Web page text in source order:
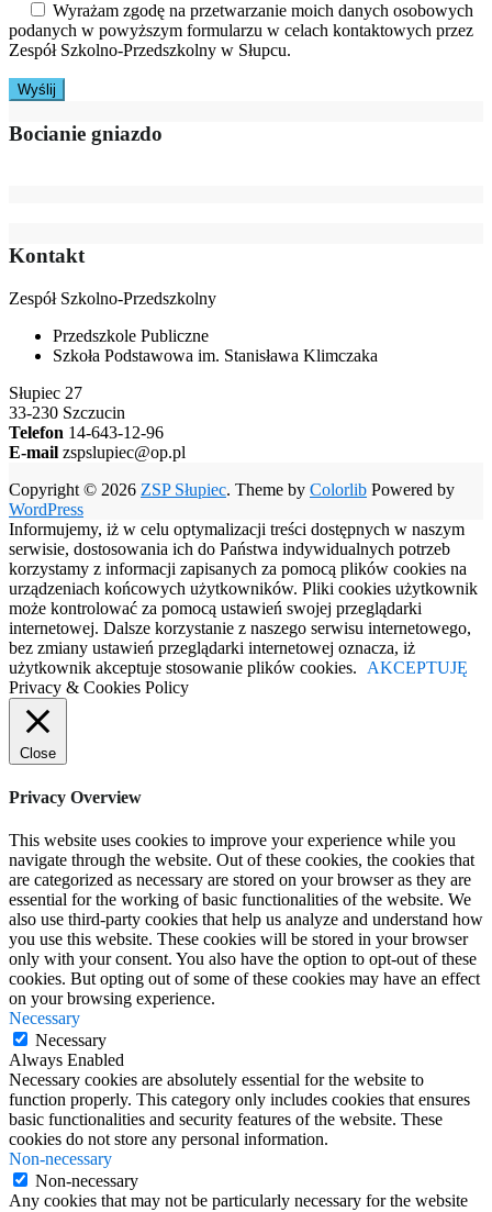
Wyrażam zgodę na przetwarzanie moich danych osobowych
podanych w powyższym formularzu w celach kontaktowych przez
Zespół Szkolno-Przedszkolny w Słupcu.
Bocianie gniazdo
Kontakt
Zespół Szkolno-Przedszkolny
Przedszkole Publiczne
Szkoła Podstawowa im. Stanisława Klimczaka
Słupiec 27
33-230 Szczucin
Telefon 14-643-12-96
E-mail zspslupiec@op.pl
Copyright © 2026 ZSP Słupiec. Theme by Colorlib Powered by
WordPress
Informujemy, iż w celu optymalizacji treści dostępnych w naszym
serwisie, dostosowania ich do Państwa indywidualnych potrzeb
korzystamy z informacji zapisanych za pomocą plików cookies na
urządzeniach końcowych użytkowników. Pliki cookies użytkownik
może kontrolować za pomocą ustawień swojej przeglądarki
internetowej. Dalsze korzystanie z naszego serwisu internetowego,
bez zmiany ustawień przeglądarki internetowej oznacza, iż
użytkownik akceptuje stosowanie plików cookies.
AKCEPTUJĘ
Privacy & Cookies Policy
Close
Privacy Overview
This website uses cookies to improve your experience while you
navigate through the website. Out of these cookies, the cookies that
are categorized as necessary are stored on your browser as they are
essential for the working of basic functionalities of the website. We
also use third-party cookies that help us analyze and understand how
you use this website. These cookies will be stored in your browser
only with your consent. You also have the option to opt-out of these
cookies. But opting out of some of these cookies may have an effect
on your browsing experience.
Necessary
Necessary
Always Enabled
Necessary cookies are absolutely essential for the website to
function properly. This category only includes cookies that ensures
basic functionalities and security features of the website. These
cookies do not store any personal information.
Non-necessary
Non-necessary
Any cookies that may not be particularly necessary for the website